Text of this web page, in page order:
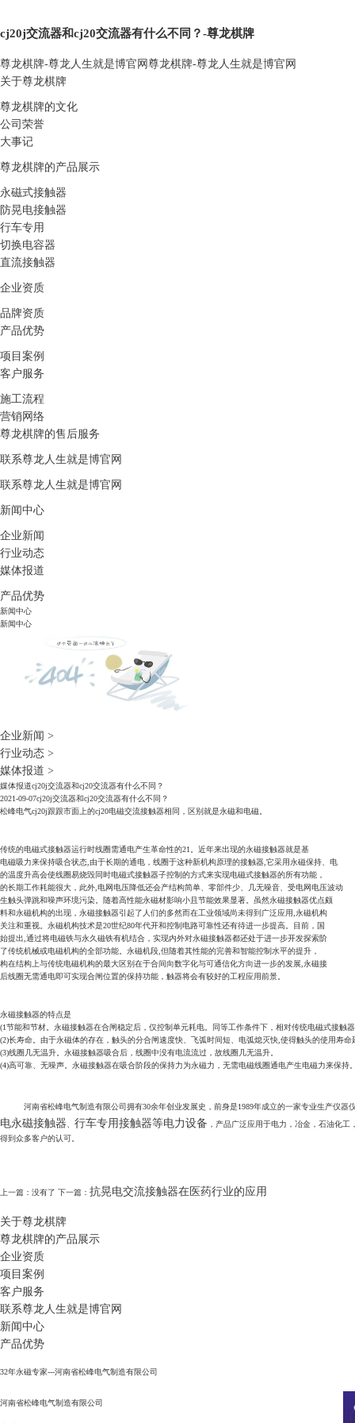
cj20j交流器和cj20交流器有什么不同？-尊龙棋牌
尊龙棋牌-尊龙人生就是博官网 尊龙棋牌-尊龙人生就是博官网
关于尊龙棋牌
尊龙棋牌的文化
公司荣誉
大事记
尊龙棋牌的产品展示
永磁式接触器
防晃电接触器
行车专用
切换电容器
直流接触器
企业资质
品牌资质
产品优势
项目案例
客户服务
施工流程
营销网络
尊龙棋牌的售后服务
联系尊龙人生就是博官网
联系尊龙人生就是博官网
新闻中心
企业新闻
行业动态
媒体报道
产品优势
新闻中心
新闻中心
企业新闻 >
行业动态 >
媒体报道 >
媒体报道cj20j交流器和cj20交流器有什么不同？
2021-09-07cj20j交流器和cj20交流器有什么不同？
松峰电气cj20j跟跟市面上的cj20电磁交流接触器相同，区别就是永磁和电磁。
传统的电磁式接触器运行时线圈需通电产生革命性的21。近年来出现的永磁接触器就是基
电磁吸力来保持吸合状态,由于长期的通电，线圈于这种新机构原理的接触器,它采用永磁保持、电
的温度升高会使线圈易烧毁同时电磁式接触器子控制的方式来实现电磁式接触器的所有功能，
的长期工作耗能很大，此外,电网电压降低还会产结构简单、零部件少、几无噪音、受电网电压波动
生触头弹跳和噪声环境污染。随着高性能永磁材影响小且节能效果显著。虽然永磁接触器优点颇
料和永磁机构的出现，永磁接触器引起了人们的多然而在工业领域尚未得到广泛应用,永磁机构
关注和重视。永磁机构技术是20世纪80年代开和控制电路可靠性还有待进一步提高。目前，国
始提出,通过将电磁铁与永久磁铁有机结合，实现内外对永磁接触器都还处于进一步开发探索阶
了传统机械或电磁机构的全部功能。永磁机段,但随着其性能的完善和智能控制水平的提升，
构在结构上与传统电磁机构的最大区别在于合间向数字化与可通信化方向进一步的发展,永磁接
后线圈无需通电即可实现合闸位置的保持功能，触器将会有较好的工程应用前景。
永磁接触器的特点是
(1节能和节材。永磁接触器在合闸稳定后，仅控制单元耗电。同等工作条件下，相对传统电磁式接触
(2)长寿命。由于永磁体的存在，触头的分合闸速度快、飞弧时间短、电弧熄灭快,使得触头的使用寿命
(3)线圈几无温升。永磁接触器吸合后，线圈中没有电流流过，故线圈几无温升。
(4)高可靠、无噪声。永磁接触器在吸合阶段的保持力为永磁力，无需电磁线圈通电产生电磁力来保
河南省松峰电气制造有限公司拥有30余年创业发展史，前身是1989年成立的一家专业生产仪器仪
电永磁接触器 行车专用接触器等电力设备 ，产品广泛应用于电力，冶金，石油化
得到众多客户的认可。
上一篇：没有了 下一篇： 抗晃电交流接触器在医药行业的应用
关于尊龙棋牌
尊龙棋牌的产品展示
企业资质
项目案例
客户服务
联系尊龙人生就是博官网
新闻中心
产品优势
32年永磁专家---河南省松峰电气制造有限公司
河南省松峰电气制造有限公司